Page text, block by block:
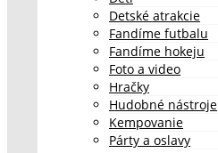
Detské atrakcie
Fandíme futbalu
Fandíme hokeju
Foto a video
Hračky
Hudobné nástroje
Kempovanie
Párty a oslavy